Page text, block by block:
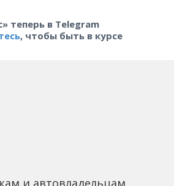
теперь в Telegram
, чтобы быть в курсе
и автовладельцам